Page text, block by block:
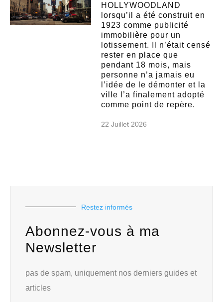
HOLLYWOODLAND
lorsqu’il a été construit en
1923 comme publicité
immobilière pour un
lotissement. Il n’était censé
rester en place que
pendant 18 mois, mais
personne n’a jamais eu
l’idée de le démonter et la
ville l’a finalement adopté
comme point de repère.
22 Juillet 2026
Restez informés
Abonnez-vous à ma
Newsletter
pas de spam, uniquement nos derniers guides et
articles